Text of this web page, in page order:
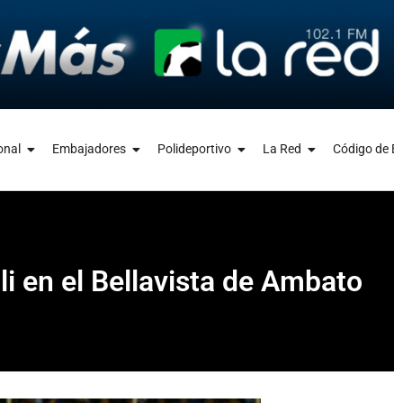
Embajadores Polideportivo La Red Código de
en el Bellavista de Ambato